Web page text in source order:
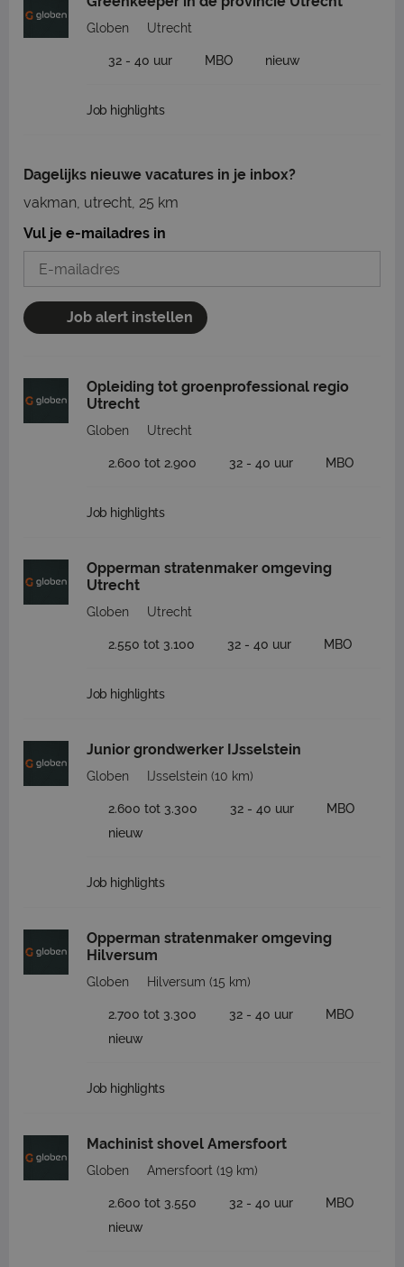
Globen Utrecht
32 - 40 uur MBO nieuw
Job highlights
Dagelijks nieuwe vacatures in je inbox?
vakman, utrecht, 25 km
Vul je e-mailadres in
Job alert instellen
Opleiding tot groenprofessional regio
Utrecht
Globen Utrecht
2.600 tot 2.900 32 - 40 uur MBO
Job highlights
Opperman stratenmaker omgeving
Utrecht
Globen Utrecht
2.550 tot 3.100 32 - 40 uur MBO
Job highlights
Junior grondwerker IJsselstein
Globen IJsselstein (10 km)
2.600 tot 3.300 32 - 40 uur
MBO
nieuw
Job highlights
Opperman stratenmaker omgeving
Hilversum
Globen Hilversum (15 km)
2.700 tot 3.300 32 - 40 uur
MBO
nieuw
Job highlights
Machinist shovel Amersfoort
Globen Amersfoort (19 km)
2.600 tot 3.550 32 - 40 uur
MBO
nieuw